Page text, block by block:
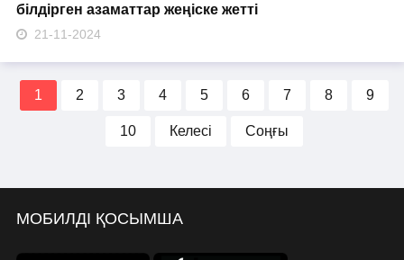
білдірген азаматтар жеңіске жетті
21-11-2024
1 2 3 4 5 6 7 8 9
10 Келесі Соңғы
МОБИЛДІ ҚОСЫМША